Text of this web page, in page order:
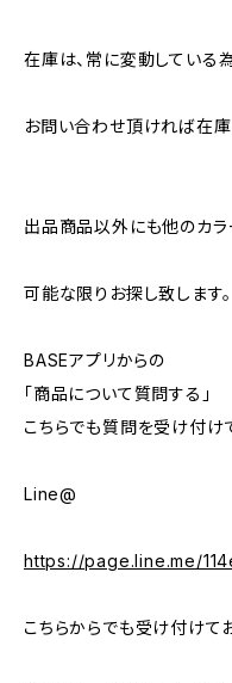
在庫は、常に変動している
お問い合わせ頂ければ在庫
出品商品以外にも他のカラ
可能な限りお探し致します。
BASEアプリからの
「商品について質問する」
こちらでも質問を受け付け
Line@
https://page.line.me/
こちらからでも受け付けてお